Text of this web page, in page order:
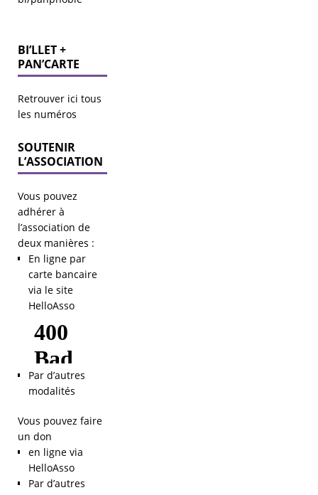
BI’LLET +
PAN’CARTE
Retrouver ici tous
les numéros
SOUTENIR
L’ASSOCIATION
Vous pouvez
adhérer à
l’association de
deux manières :
En ligne par
carte bancaire
via le site
HelloAsso
Par d’autres
modalités
Vous pouvez faire
un don
en ligne via
HelloAsso
Par d’autres